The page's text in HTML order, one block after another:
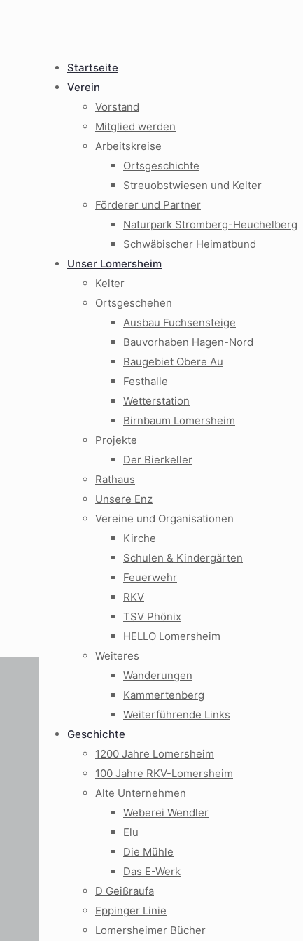
Startseite
Verein
Vorstand
Mitglied werden
Arbeitskreise
Ortsgeschichte
Streuobstwiesen und Kelter
Förderer und Partner
Naturpark Stromberg-Heuchelberg
Schwäbischer Heimatbund
Unser Lomersheim
Kelter
Ortsgeschehen
Ausbau Fuchsensteige
Bauvorhaben Hagen-Nord
Baugebiet Obere Au
Festhalle
Wetterstation
Birnbaum Lomersheim
Projekte
Der Bierkeller
Rathaus
Unsere Enz
Vereine und Organisationen
Kirche
Schulen & Kindergärten
Feuerwehr
RKV
TSV Phönix
HELLO Lomersheim
Weiteres
Wanderungen
Kammertenberg
Weiterführende Links
Geschichte
1200 Jahre Lomersheim
100 Jahre RKV-Lomersheim
Alte Unternehmen
Weberei Wendler
Elu
Die Mühle
Das E-Werk
D Geißraufa
Eppinger Linie
Lomersheimer Bücher